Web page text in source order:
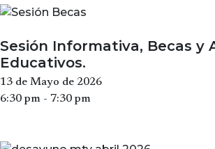
Sesión Informativa, Becas y
Educativos.
13 de Mayo de 2026
6:30 pm - 7:30 pm